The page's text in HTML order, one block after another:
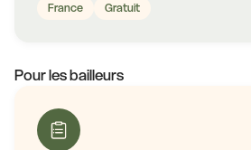
France Gratuit
Pour les bailleurs